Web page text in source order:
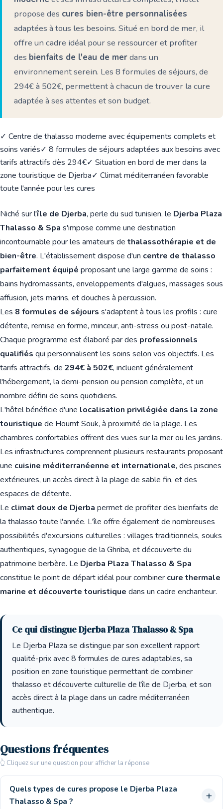
propose des cures bien-être personnalisées
adaptées à tous les besoins. Situé en bord de mer, il
offre un cadre idéal pour se ressourcer et profiter
des bienfaits de l'eau de merdans un
environnement serein. Les 8 formules de séjours, de
294€ à 502€, permettent à chacun de trouver la cure
adaptée à ses attentes et son budget.
✓ Centre de thalasso moderne avec équipements complets et
soins variés✓ 8 formules de séjours adaptées aux besoins avec
tarifs attractifs dès 294€✓ Situation en bord de mer dans la
zone touristique de Djerba✓ Climat méditerranéen favorable
toute l'année pour les cures
Niché sur l'île de Djerba, perle du sud tunisien, le Djerba Plaza
Thalasso & Spa s'impose comme une destination
incontournable pour les amateurs de thalassothérapie et de
bien-être. L'établissement dispose d'un centre de thalasso
parfaitement équipé proposant une large gamme de soins :
bains hydromassants, enveloppements d'algues, massages sous
affusion, jets marins, et douches à percussion.
Les 8 formules de séjours s'adaptent à tous les profils : cure
détente, remise en forme, minceur, anti-stress ou post-natale.
Chaque programme est élaboré par des professionnels
qualifiés qui personnalisent les soins selon vos objectifs. Les
tarifs attractifs, de 294€ à 502€, incluent généralement
l'hébergement, la demi-pension ou pension complète, et un
nombre défini de soins quotidiens.
L'hôtel bénéficie d'une localisation privilégiée dans la zone
touristique de Houmt Souk, à proximité de la plage. Les
chambres confortables offrent des vues sur la mer ou les jardins.
Les infrastructures comprennent plusieurs restaurants proposant
une cuisine méditerranéenne et internationale, des piscines
extérieures, un accès direct à la plage de sable fin, et des
espaces de détente.
Le climat doux de Djerba permet de profiter des bienfaits de
la thalasso toute l'année. L'île offre également de nombreuses
possibilités d'excursions culturelles : villages traditionnels, souks
authentiques, synagogue de la Ghriba, et découverte du
patrimoine berbère. Le Djerba Plaza Thalasso & Spa
constitue le point de départ idéal pour combiner cure thermale
marine et découverte touristique dans un cadre enchanteur.
Ce qui distingue Djerba Plaza Thalasso & Spa
Le Djerba Plaza se distingue par son excellent rapport
qualité-prix avec 8 formules de cures adaptables, sa
position en zone touristique permettant de combiner
thalasso et découverte culturelle de l'île de Djerba, et son
accès direct à la plage dans un cadre méditerranéen
authentique.
Questions fréquentes
👆 Cliquez sur une question pour afficher la réponse
Quels types de cures propose le Djerba Plaza
Thalasso & Spa ?